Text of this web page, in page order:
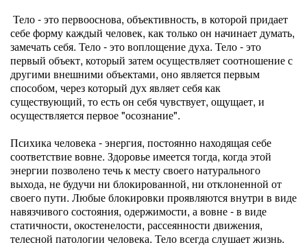
Тело - это первооснова, объективность, в которой придает
себе форму каждый человек, как только он начинает думать,
замечать себя. Тело - это воплощение духа. Тело - это
первый объект, который затем осуществляет соотношение с
другими внешними объектами, оно является первым
способом, через который дух являет себя как
существующий, то есть он себя чувствует, ощущает, и
осуществляется первое "осознание".
Психика человека - энергия, постоянно находящая себе
соответствие вовне. Здоровье имеется тогда, когда этой
энергии позволено течь к месту своего натурального
выхода, не будучи ни блокированной, ни отклоненной от
своего пути. Любые блокировки проявляются внутри в виде
навязчивого состояния, одержимости, а вовне - в виде
статичности, окостенелости, рассеянности движения,
телесной патологии человека. Тело всегда слушает жизнь.